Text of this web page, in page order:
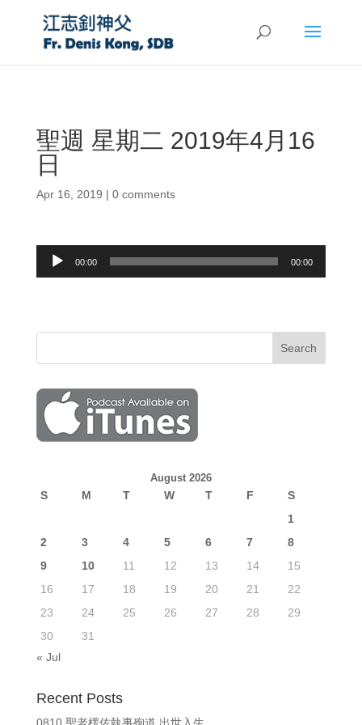
聖週 星期二 2019年4月16
日
Apr 16, 2019 | 0 comments
Audio
00:00 00:00
August 2026
S M T W T F
S
1
2
3 4 5 6 7
8
9
10 11 12 13 14
15
16
17 18 19 20 21
22
23
24 25 26 27 28
29
30
31
« Jul
Recent Posts